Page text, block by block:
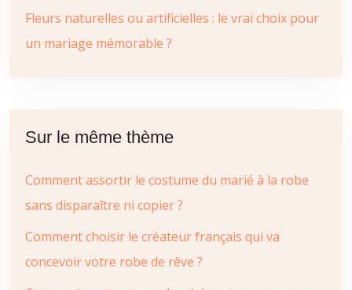
Fleurs naturelles ou artificielles : le vrai choix pour
un mariage mémorable ?
Sur le même thème
Comment assortir le costume du marié à la robe
sans disparaître ni copier ?
Comment choisir le créateur français qui va
concevoir votre robe de rêve ?